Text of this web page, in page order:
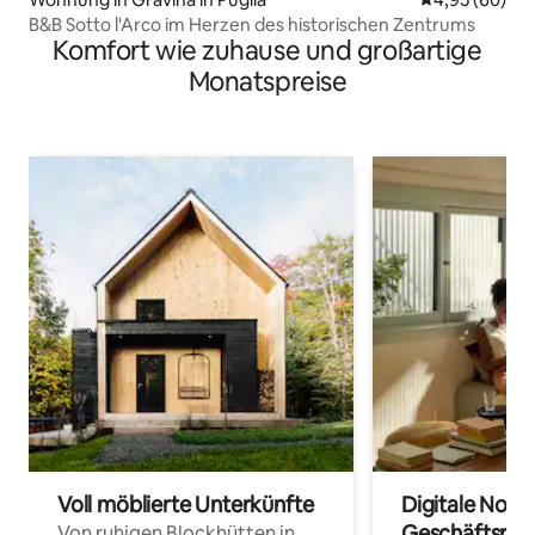
B&B Sotto l'Arco im Herzen des historischen Zentrums
Komfort wie zuhause und großartige
Monatspreise
Voll möblierte Unterkünfte
Digitale